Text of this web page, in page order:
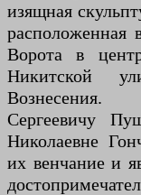
изящная
расположенная
Ворота в
Никитской
Вознесения.
Сергеевичу
Николаевне
их венчание и